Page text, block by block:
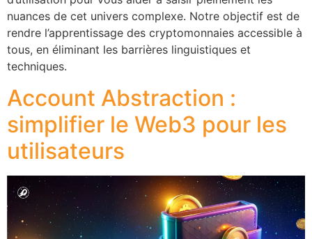
nuances de cet univers complexe. Notre objectif est de
rendre l’apprentissage des cryptomonnaies accessible à
tous, en éliminant les barrières linguistiques et
techniques.
Account Abstraction :
simplifier le Web3 pour les
utilisateurs